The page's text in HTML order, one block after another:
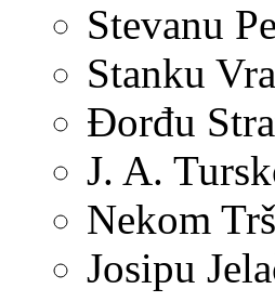
Stevanu
Stanku
Đorđu
J. A.
Nekom
Josipu